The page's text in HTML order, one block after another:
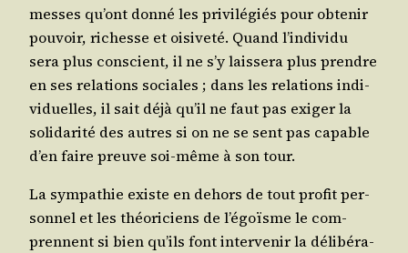
messes qu’ont don­né les pri­vi­lé­giés pour obte­nir
pou­voir, richesse et oisi­ve­té. Quand l’in­di­vi­du
sera plus conscient, il ne s’y lais­se­ra plus prendre
en ses rela­tions sociales ; dans les rela­tions indi­
vi­duelles, il sait déjà qu’il ne faut pas exi­ger la
soli­da­ri­té des autres si on ne se sent pas capable
d’en faire preuve soi-même à son tour.
La sym­pa­thie existe en dehors de tout pro­fit per­
son­nel et les théo­ri­ciens de l’é­goïsme le com­
prennent si bien qu’ils font inter­ve­nir la déli­bé­ra­